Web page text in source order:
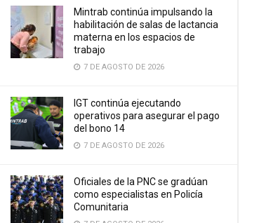
Mintrab continúa impulsando la
habilitación de salas de lactancia
materna en los espacios de
trabajo
7 DE AGOSTO DE 2026
IGT continúa ejecutando
operativos para asegurar el pago
del bono 14
7 DE AGOSTO DE 2026
Oficiales de la PNC se gradúan
como especialistas en Policía
Comunitaria